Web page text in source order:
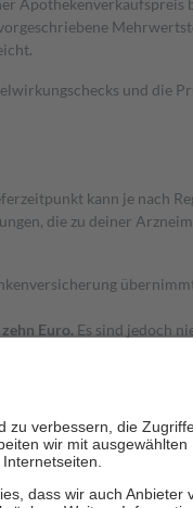
Apothekenverkaufspreis
und die
kann je nach
die zu deiner
Euro. Es sind jedoch
keine Zuzahlungen an bei: